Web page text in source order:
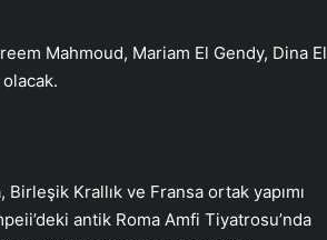
Mahmoud, Mariam El Gendy, Dina El
Krallık ve Fransa ortak yapımı
antik Roma Amfi Tiyatrosu’nda